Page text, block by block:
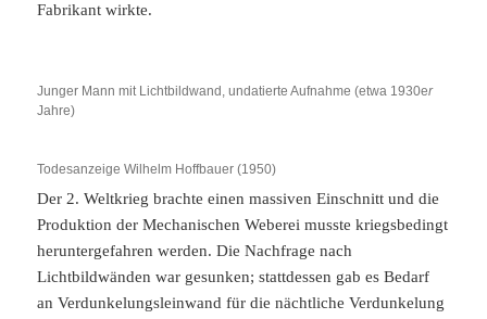
Fabrikant wirkte.
Junger Mann mit Lichtbildwand, undatierte Aufnahme (etwa 1930er
Jahre)
Todesanzeige Wilhelm Hoffbauer (1950)
Der 2. Weltkrieg brachte einen massiven Einschnitt und die
Produktion der Mechanischen Weberei musste kriegsbedingt
heruntergefahren werden. Die Nachfrage nach
Lichtbildwänden war gesunken; stattdessen gab es Bedarf
an Verdunkelungsleinwand für die nächtliche Verdunkelung